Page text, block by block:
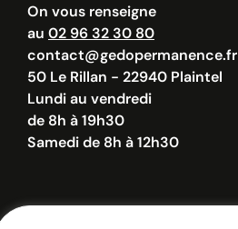
On vous renseigne
au 02 96 32 30 80
contact@gedopermanence.fr
50 Le Rillan - 22940 Plaintel
Lundi au vendredi
de 8h à 19h30
Samedi de 8h à 12h30